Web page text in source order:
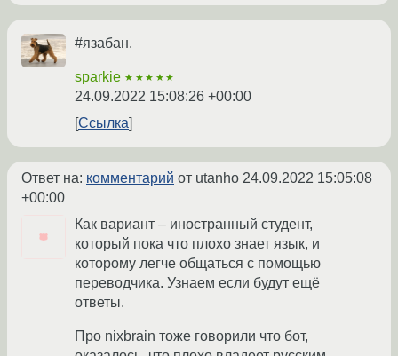
#язабан.
sparkie ★★★★★
24.09.2022 15:08:26 +00:00
Ссылка
Ответ на: комментарий от utanho 24.09.2022 15:05:08
+00:00
Как вариант – иностранный студент,
который пока что плохо знает язык, и
которому легче общаться с помощью
переводчика. Узнаем если будут ещё
ответы.
Про nixbrain тоже говорили что бот,